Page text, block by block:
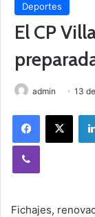
Deportes
El CP
admin 13
Fichajes,